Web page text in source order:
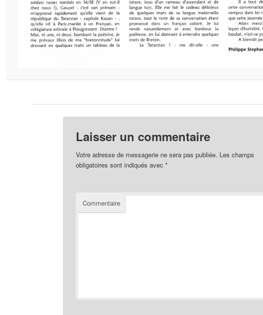
Laisser un commentaire
Votre adresse de messagerie ne sera pas publiée. Les champs
obligatoires sont indiqués avec *
Commentaire